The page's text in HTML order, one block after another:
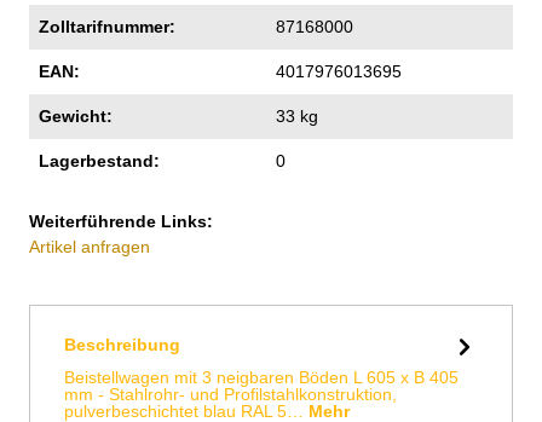
Zolltarifnummer: 87168000
EAN: 4017976013695
Gewicht: 33 kg
Lagerbestand: 0
Weiterführende Links:
Artikel anfragen
Beschreibung
Beistellwagen mit 3 neigbaren Böden L 605 x B 405
mm - Stahlrohr- und Profilstahlkonstruktion,
pulverbeschichtet blau RAL 5… Mehr